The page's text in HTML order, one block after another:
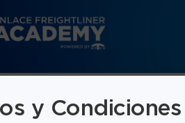
y Condiciones